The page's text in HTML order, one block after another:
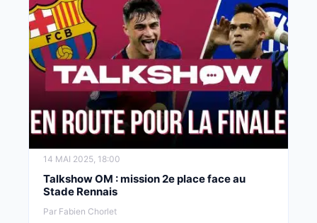
14 MAI 2025, 18:00
Talkshow OM : mission 2e place face au
Stade Rennais
Par Fabien Chorlet